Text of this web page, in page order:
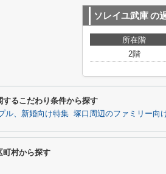
ソレイユ武庫の
所在階
2階
するこだわり条件から探す
ル、新婚向け特集 塚口周辺のファミリー向
町村から探す